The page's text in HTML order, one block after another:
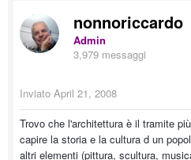
nonnoriccardo
Admin
3,979 messaggi
Inviato April 21, 2008
Trovo che l'architettura è il tramite
capire la storia e la cultura d un
altri elementi (pittura, scultura,